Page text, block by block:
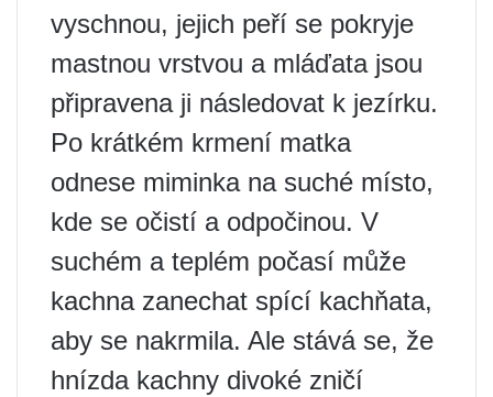
vyschnou, jejich peří se pokryje
mastnou vrstvou a mláďata jsou
připravena ji následovat k jezírku.
Po krátkém krmení matka
odnese miminka na suché místo,
kde se očistí a odpočinou. V
suchém a teplém počasí může
kachna zanechat spící kachňata,
aby se nakrmila. Ale stává se, že
hnízda kachny divoké zničí